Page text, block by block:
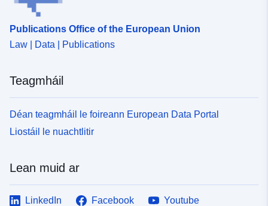
Publications Office of the European Union
Law | Data | Publications
Teagmháil
Déan teagmháil le foireann European Data Portal
Liostáil le nuachtlitir
Lean muid ar
LinkedIn Facebook
Youtube